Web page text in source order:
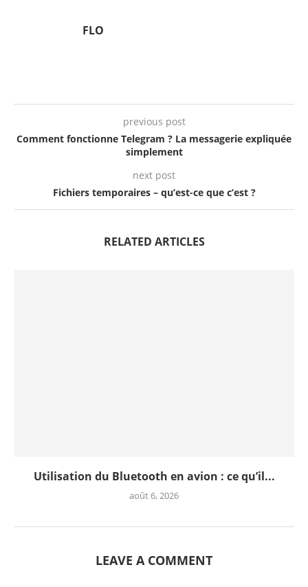
FLO
previous post
Comment fonctionne Telegram ? La messagerie expliquée
simplement
next post
Fichiers temporaires – qu’est-ce que c’est ?
RELATED ARTICLES
Utilisation du Bluetooth en avion : ce qu’il...
août 6, 2026
LEAVE A COMMENT